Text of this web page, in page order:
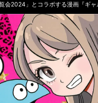
会2024」とコラボする漫画『ギ